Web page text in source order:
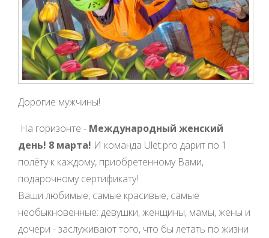
Дорогие мужчины!
На горизонте - Международный женский
день! 8 марта! И команда Ulet.pro дарит по 1
полёту к каждому, приобретенному Вами,
подарочному сертификату!
Ваши любимые, самые красивые, самые
необыкновенные: девушки, женщины, мамы, жены и
дочери - заслуживают того, что бы летать по жизни